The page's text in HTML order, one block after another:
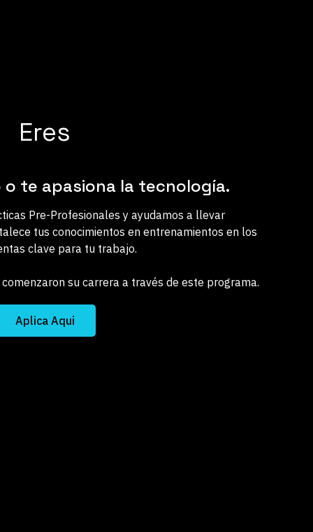
Eres
te apasiona la tecnología.
Pre-Profesionales y ayudamos a llevar
tus conocimientos en entrenamientos en los
clave para tu trabajo.
su carrera a través de este programa.
Aplica Aqui